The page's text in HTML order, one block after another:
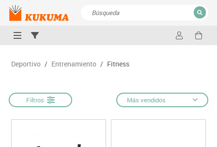
CERRAR
Deportivo / Entrenamiento / Fitness
Filtros Más vendidos